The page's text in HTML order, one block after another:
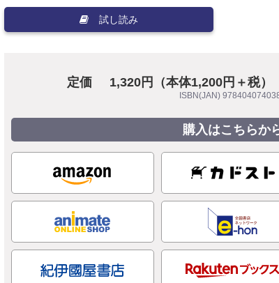
試し読み
定価 1,320円（本体1,200円＋税）
ISBN(JAN)
購入はこちらか